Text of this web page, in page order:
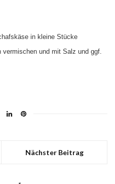
in kleine Stücke
und mit Salz und ggf.
Nächster Beitrag